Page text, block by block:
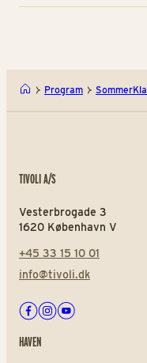
Program
TIVOLI A/S
Vesterbrogade 3
1620 København V
+45 33 15 10 01
info@tivoli.dk
Facebook
Instagram
Youtube
HAVEN